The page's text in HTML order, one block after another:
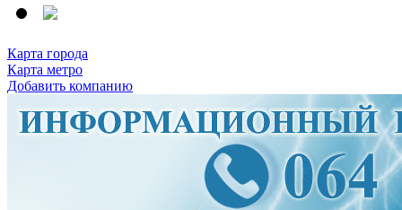
Карта города
Карта метро
Добавить компанию